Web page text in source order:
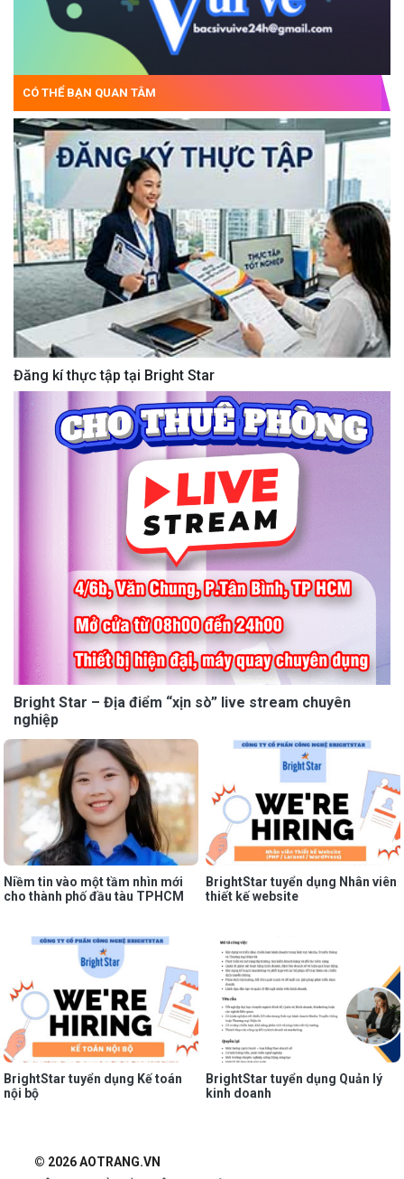
CÓ THỂ BẠN QUAN TÂM
Đăng kí thực tập tại Bright Star
Bright Star – Địa điểm “xịn sò” live stream chuyên
nghiệp
Niềm tin vào một tầm nhìn mới
cho thành phố đầu tàu TPHCM
BrightStar tuyển dụng Nhân viên
thiết kế website
BrightStar tuyển dụng Kế toán
nội bộ
BrightStar tuyển dụng Quản lý
kinh doanh
© 2026 AOTRANG.VN